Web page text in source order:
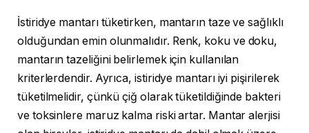
İstiridye mantarı tüketirken, mantarın taze ve sağlıklı
olduğundan emin olunmalıdır. Renk, koku ve doku,
mantarın tazeliğini belirlemek için kullanılan
kriterlerdendir. Ayrıca, istiridye mantarı iyi pişirilerek
tüketilmelidir, çünkü çiğ olarak tüketildiğinde bakteri
ve toksinlere maruz kalma riski artar. Mantar alerjisi